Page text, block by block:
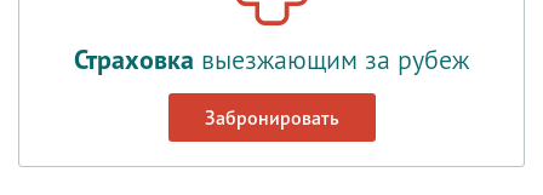
Страховка выезжающим за рубеж
Забронировать